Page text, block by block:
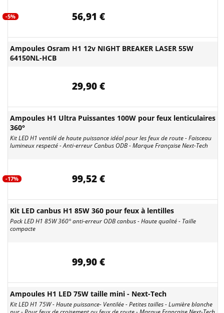
-5% 56,91 €
Ampoules Osram H1 12v NIGHT BREAKER LASER 55W
64150NL-HCB
29,90 €
Ampoules H1 Ultra Puissantes 100W pour feux lenticulaires
360°
Kit LED H1 ventilé de haute puissance idéal pour les feux de route - Faisceau
lumineux respecté - Anti-erreur Canbus ODB - Marque Française Next-Tech
-17% 99,52 €
Kit LED canbus H1 85W 360 pour feux à lentilles
Pack LED H1 85W 360° anti-erreur ODB canbus - Haute qualité - Taille
compacte
99,90 €
Ampoules H1 LED 75W taille mini - Next-Tech
Kit LED H1 75W - Haute puissance- Ventilée - Petites tailles - Lumière blanche